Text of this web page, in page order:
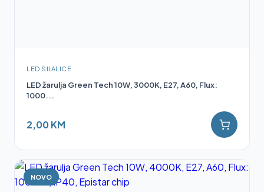
LED SIJALICE
LED žarulja Green Tech 10W, 3000K, E27, A60, Flux:
1000...
2,00 KM
NOVO